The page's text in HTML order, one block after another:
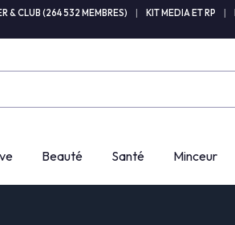
& CLUB (264 532 MEMBRES) KIT MEDIA ET RP
Beauté Santé Minceur